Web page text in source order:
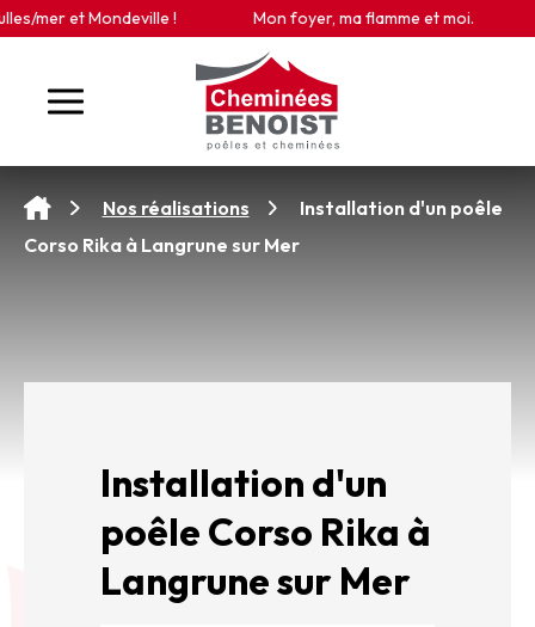
mer et Mondeville ! Mon foyer, ma flamme et moi.
Nos réalisations
Installation d'un poêle
Corso Rika à Langrune sur Mer
Installation d'un
poêle Corso Rika à
Langrune sur Mer
Panneau de gestion des cookies